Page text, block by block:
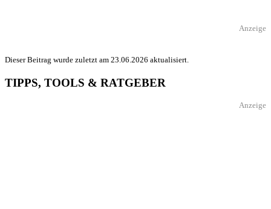
Anzeige
Dieser Beitrag wurde zuletzt am 23.06.2026 aktualisiert.
TIPPS, TOOLS & RATGEBER
Anzeige